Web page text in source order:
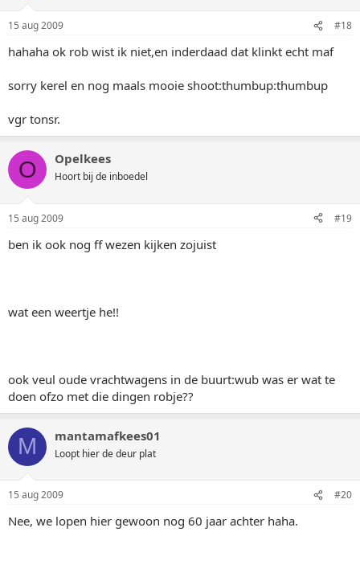
15 aug 2009 #18
hahaha ok rob wist ik niet,en inderdaad dat klinkt echt maf
sorry kerel en nog maals mooie shoot:thumbup:thumbup
vgr tonsr.
O Opelkees
Hoort bij de inboedel
15 aug 2009 #19
ben ik ook nog ff wezen kijken zojuist
wat een weertje he!!
ook veul oude vrachtwagens in de buurt:wub was er wat te
doen ofzo met die dingen robje??
M mantamafkees01
Loopt hier de deur plat
15 aug 2009 #20
Nee, we lopen hier gewoon nog 60 jaar achter haha.